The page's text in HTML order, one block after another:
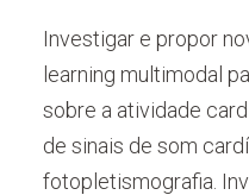
Investigar e propor
learning multimodal
sobre a atividade
de sinais de som
fotopletismografia.